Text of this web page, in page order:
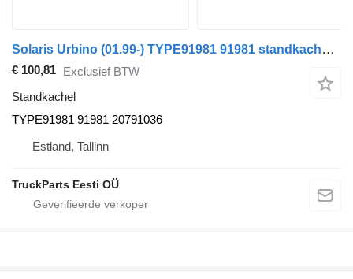
Solaris Urbino (01.99-) TYPE91981 91981 standkachel voor Solaris Urbino, Alpino, Vacanza (1999-) bus
€ 100,81 Exclusief BTW
Standkachel
TYPE91981 91981 20791036
Estland, Tallinn
TruckParts Eesti OÜ